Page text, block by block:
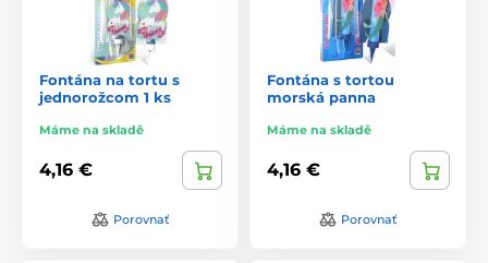
Fontána na tortu s
jednorožcom 1 ks
Máme na skladě
4,16 €
Porovnať
Fontána s tortou
morská panna
Máme na skladě
4,16 €
Porovnať